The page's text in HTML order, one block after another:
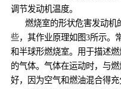
调节发动机温度。
燃烧室的形状危害发动机
些，其作业原理如图3所示。
和半球形燃烧室。用于描述
的气体。气体在运动时，与
好，因为空气和燃油混合得充